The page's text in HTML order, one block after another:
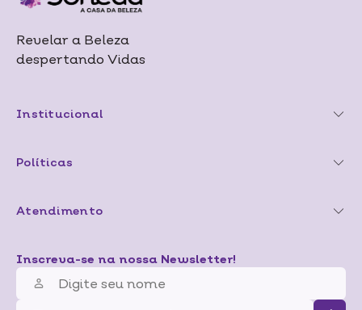
Revelar a Beleza
despertando Vidas
Institucional
Políticas
Atendimento
Inscreva-se na nossa Newsletter!